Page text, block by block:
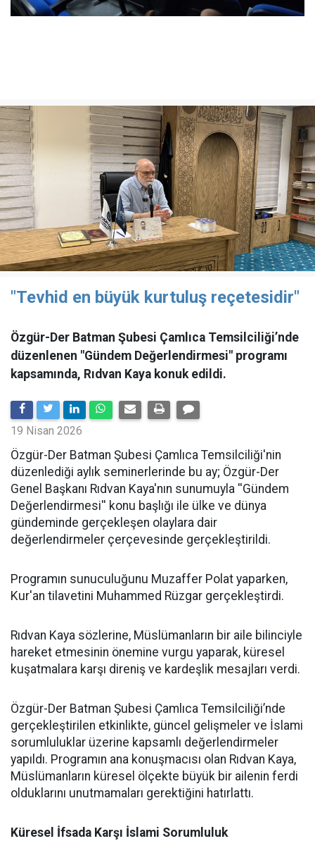
"Tevhid en büyük kurtuluş reçetesidir"
Özgür-Der Batman Şubesi Çamlıca Temsilciliği’nde
düzenlenen "Gündem Değerlendirmesi" programı
kapsamında, Rıdvan Kaya konuk edildi.
19 Nisan 2026
​Özgür-Der Batman Şubesi Çamlıca Temsilciliği'nin
düzenlediği aylık seminerlerinde bu ay; Özgür-Der
Genel Başkanı Rıdvan Kaya'nın sunumuyla ''Gündem
Değerlendirmesi'' konu başlığı ile ülke ve dünya
gündeminde gerçekleşen olaylara dair
değerlendirmeler çerçevesinde gerçekleştirildi.
Programın sunuculuğunu Muzaffer Polat yaparken,
Kur'an tilavetini Muhammed Rüzgar gerçekleştirdi.
Rıdvan Kaya sözlerine, Müslümanların bir aile bilinciyle
hareket etmesinin önemine vurgu yaparak, küresel
kuşatmalara karşı direniş ve kardeşlik mesajları verdi.
Özgür-Der Batman Şubesi Çamlıca Temsilciliği’nde
gerçekleştirilen etkinlikte, güncel gelişmeler ve İslami
sorumluluklar üzerine kapsamlı değerlendirmeler
yapıldı. Programın ana konuşmacısı olan Rıdvan Kaya,
Müslümanların küresel ölçekte büyük bir ailenin ferdi
olduklarını unutmamaları gerektiğini hatırlattı.
Küresel İfsada Karşı İslami Sorumluluk